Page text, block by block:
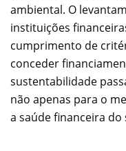
ambiental. O
instituições
cumprimento de
conceder
sustentabilidade
não apenas para o
a saúde financeira do